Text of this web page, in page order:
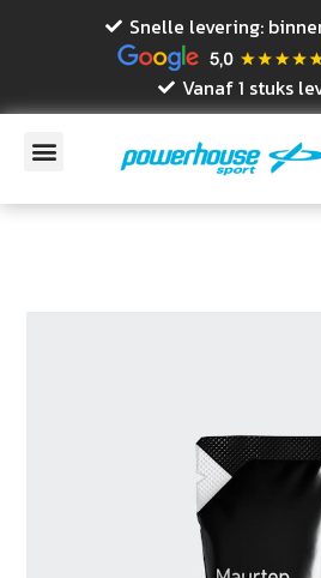
Snelle levering:
Vanaf 1 stuks